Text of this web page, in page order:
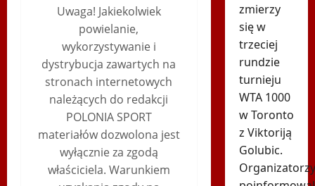
Uwaga! Jakiekolwiek
powielanie,
wykorzystywanie i
dystrybucja zawartych na
stronach internetowych
należących do redakcji
POLONIA SPORT
materiałów dozwolona jest
wyłącznie za zgodą
właściciela. Warunkiem
zmierzy
się w
trzeciej
rundzie
turnieju
WTA 1000
w Toronto
z Viktoriją
Golubic.
Organizatorzy